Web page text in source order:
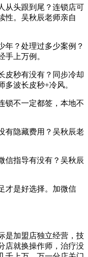
从头跟到尾？连锁店可
性。吴秋辰老师亲自
年？处理过多少案例？
手上万例。
皮秒有没有？同步冷却
波长皮秒+冷风。
锁不一定都签，本地不
有隐藏费用？吴秋辰老
信指导有没有？吴秋辰
才是好选择。加微信
是加盟店独立经营，技
店就换操作师，治疗没